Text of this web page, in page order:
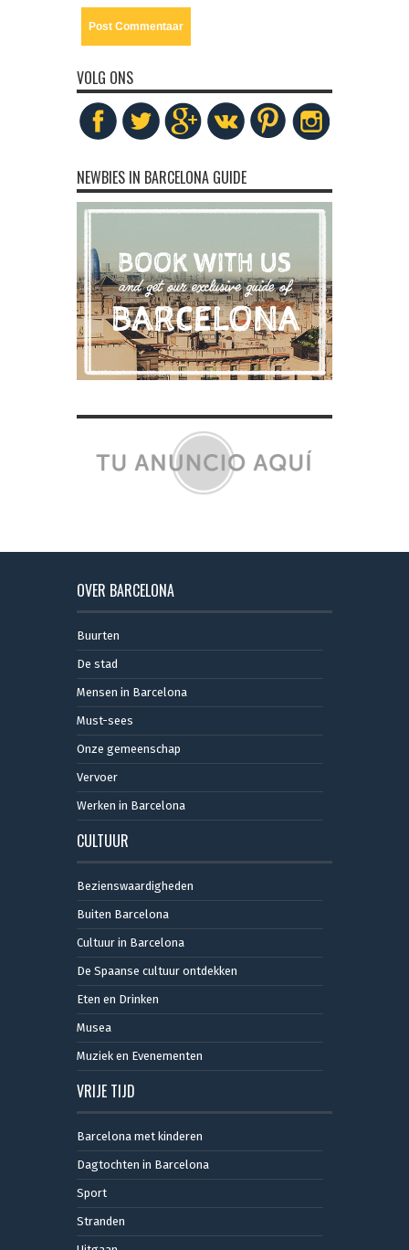
VOLG ONS
NEWBIES IN BARCELONA GUIDE
OVER BARCELONA
Buurten
De stad
Mensen in Barcelona
Must-sees
Onze gemeenschap
Vervoer
Werken in Barcelona
CULTUUR
Bezienswaardigheden
Buiten Barcelona
Cultuur in Barcelona
De Spaanse cultuur ontdekken
Eten en Drinken
Musea
Muziek en Evenementen
VRIJE TIJD
Barcelona met kinderen
Dagtochten in Barcelona
Sport
Stranden